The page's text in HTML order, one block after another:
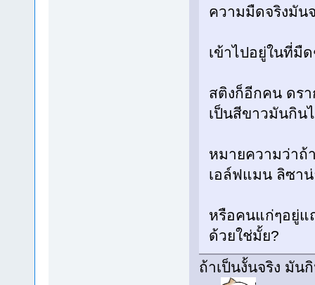
ความมืดจริงมัน
เข้าไปอยู่ในที่มื
สติงก็อีกคน ดรา
เป็นสีขาวมันกิน
หมายความว่าถ้
เอล์ฟแมน ลิซา
หรือคนแก่ๆอยู่แ
ด้วยใช่มั้ย?
ถ้าเป็นงั้นจริง มัน